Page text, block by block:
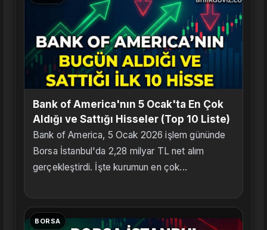
Bank of America'nın 5 Ocak'ta En Çok
Aldığı ve Sattığı Hisseler (Top 10 Liste)
Bank of America, 5 Ocak 2026 işlem gününde
Borsa İstanbul'da 2,28 milyar TL net alım
gerçekleştirdi. İşte kurumun en çok...
BORSA